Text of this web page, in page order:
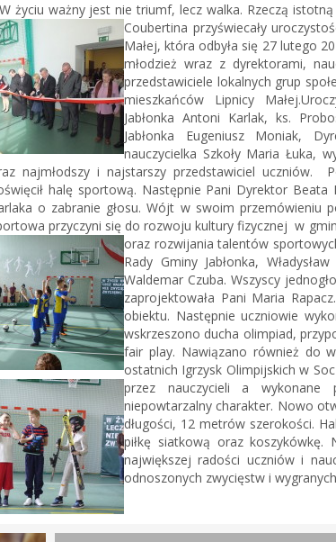
życiu ważny jest nie triumf, lecz walka. Rzeczą
Coubertina przyświecały
Małej, która odbyła się 27 lutego
młodzież wraz z dyrektorami,
przedstawiciele lokalnych grup
mieszkańców Lipnicy
Jabłonka Antoni Karlak, ks.
Jabłonka Eugeniusz Moniak,
nauczycielka Szkoły Maria Łuka,
najmłodszy i najstarszy przedstawiciel uczniów.
halę sportową. Następnie Pani Dyrektor
o zabranie głosu. Wójt w swoim przemówieniu
przyczyni się do rozwoju kultury fizycznej w
oraz rozwijania talentów
Rady Gminy Jabłonka,
Waldemar Czuba. Wszyscy
zaprojektowała Pani Maria
obiektu. Następnie uczniowie
wskrzeszono ducha olimpiad,
fair play. Nawiązano również do
ostatnich Igrzysk Olimpijskich w
przez nauczycieli awykonane
niepowtarzalny charakter. Nowo
długości, 12 metrów szerokości.
piłkę siatkową oraz koszykówkę.
największej radości uczniów i
odnoszonych zwycięstw i